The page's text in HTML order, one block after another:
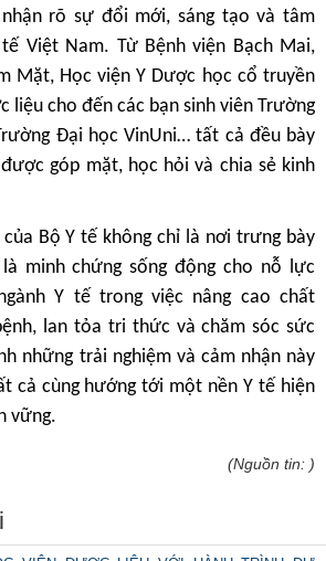
rõ sự đổi mới, sáng tạo và tâm
Việt Nam. Từ Bệnh viện Bạch Mai,
Mặt, Học viện Y Dược học cổ truyền
liệu cho đến các bạn sinh viên Trường
Đại học VinUni… tất cả đều bày
góp mặt, học hỏi và chia sẻ kinh
Bộ Y tế không chỉ là nơi trưng bày
minh chứng sống động cho nỗ lực
Y tế trong việc nâng cao chất
lan tỏa tri thức và chăm sóc sức
những trải nghiệm và cảm nhận này
cả cùng hướng tới một nền Y tế hiện
vững.
(Nguồn tin: )